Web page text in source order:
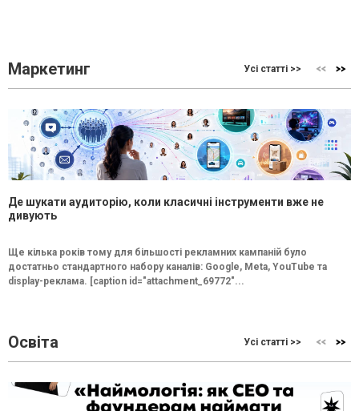
Маркетинг Усі статті >>
Де шукати аудиторію, коли класичні інструменти вже не
дивують
Ще кілька років тому для більшості рекламних кампаній було
достатньо стандартного набору каналів: Google, Meta, YouTube та
display-реклама. [caption id="attachment_69772"...
Освіта Усі статті >>